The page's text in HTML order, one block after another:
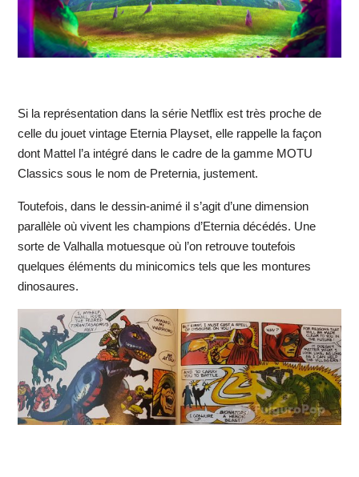
Si la représentation dans la série Netflix est très proche de
celle du jouet vintage Eternia Playset, elle rappelle la façon
dont Mattel l’a intégré dans le cadre de la gamme MOTU
Classics sous le nom de Preternia, justement.
Toutefois, dans le dessin-animé il s’agit d’une dimension
parallèle où vivent les champions d’Eternia décédés. Une
sorte de Valhalla motuesque où l’on retrouve toutefois
quelques éléments du minicomics tels que les montures
dinosaures.